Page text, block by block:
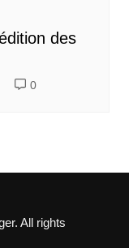
des
0
All rights